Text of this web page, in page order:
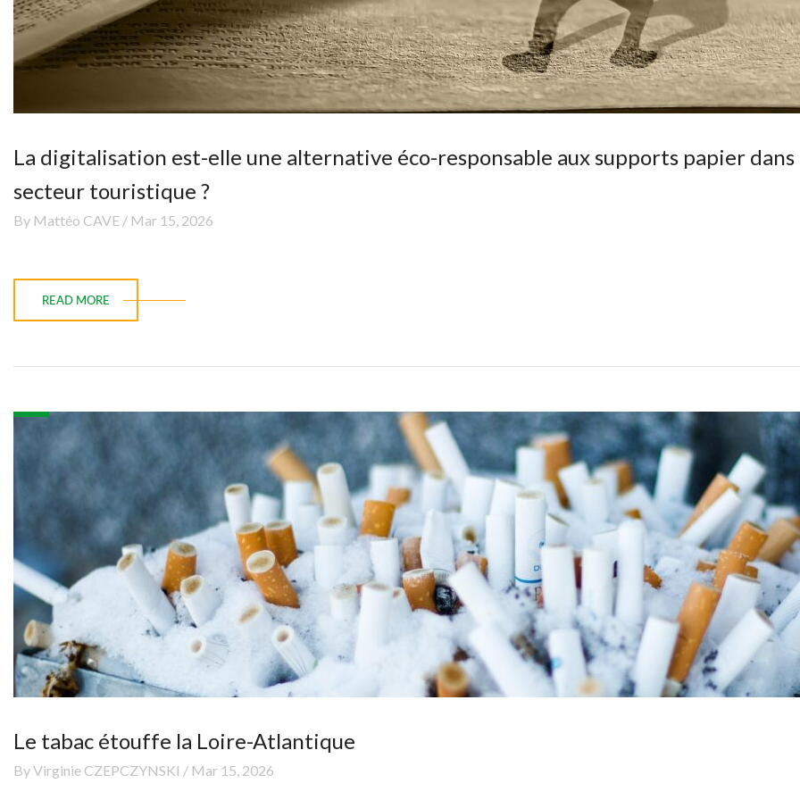
La digitalisation est-elle une alternative éco-responsable aux supports papier dans
secteur touristique ?
By Mattéo CAVE / Mar 15, 2026
READ MORE
Le tabac étouffe la Loire-Atlantique
By Virginie CZEPCZYNSKI / Mar 15, 2026